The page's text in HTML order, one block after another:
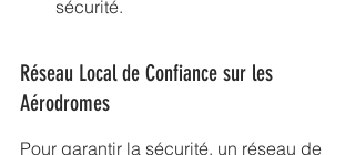
sécurité.
Réseau Local de Confiance sur les
Aérodromes
Pour garantir la sécurité, un réseau de